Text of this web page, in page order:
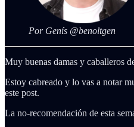
Por Genís @benoltgen
Muy buenas damas y caballeros
Estoy cabreado y lo vas a notar
este post.
La no-recomendación de esta